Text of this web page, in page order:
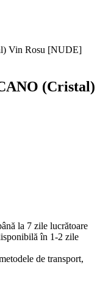
(Cristal)
la 7 zile lucrătoare
în 1-2 zile
de transport,